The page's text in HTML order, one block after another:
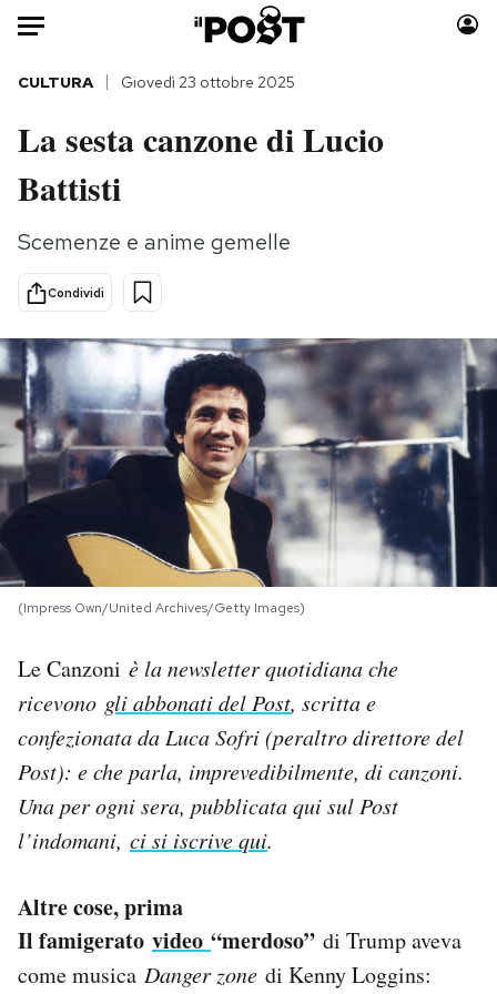
Auto
HOME
Italia
Politica
Tecnologia
Internet
Scienza
Cultura
Economia
Sport
Consumismi
Media
Europa
Altrecose
Mondiali calcio 2026
PODCAST
NEWSLETTER
SHOP
CALENDARIO
AREA PERSONALE
Area Personale
Newsletter
CULTURA Giovedì 23 ottobre 2025
La sesta canzone di Lucio
Battisti
Scemenze e anime gemelle
Condividi
(Impress Own/United Archives/Getty Images)
Le Canzoni è la newsletter quotidiana che
ricevono gli abbonati del Post, scritta e
confezionata da Luca Sofri (peraltro direttore del
Post): e che parla, imprevedibilmente, di canzoni.
Una per ogni sera, pubblicata qui sul Post
l’indomani, ci si iscrive qui.
Altre cose, prima
Il famigerato video “merdoso” di Trump aveva
come musica Danger zone di Kenny Loggins: